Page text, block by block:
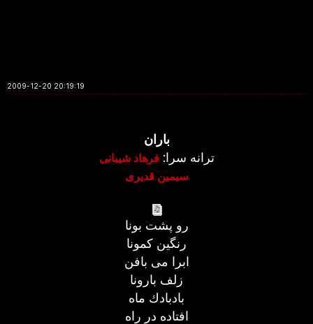
2009-12-20 20:19:19
باران
ترانه سرا:فرهاد شیبانی
سیمین قدیری
رو پشت بونا
رنگين كمونا
ابرا می بافن
زلف بارونا
بادبادك ماه
افتاده در راه